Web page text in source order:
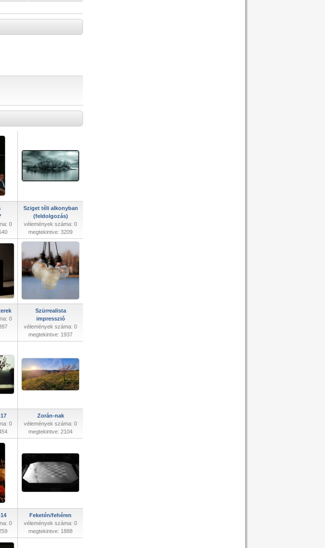
0
Sziget téli alkonyban
(feldolgozás)
vélemények száma: 0
megtekintve: 3209
0
Szürrealista
impresszió
vélemények száma: 0
megtekintve: 1937
0
Zorán-nak
vélemények száma: 0
megtekintve: 2104
0
Feketén/fehéren
vélemények száma: 0
megtekintve: 1888